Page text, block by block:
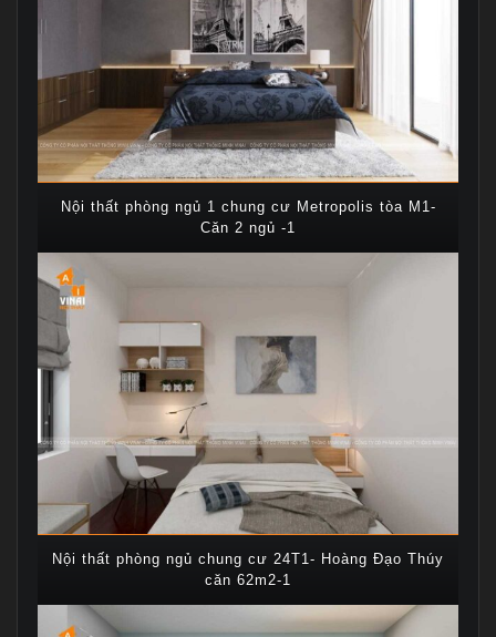
Nội thất phòng ngủ 1 chung cư Metropolis tòa M1-
Căn 2 ngủ -1
Nội thất phòng ngủ chung cư 24T1- Hoàng Đạo Thúy
căn 62m2-1